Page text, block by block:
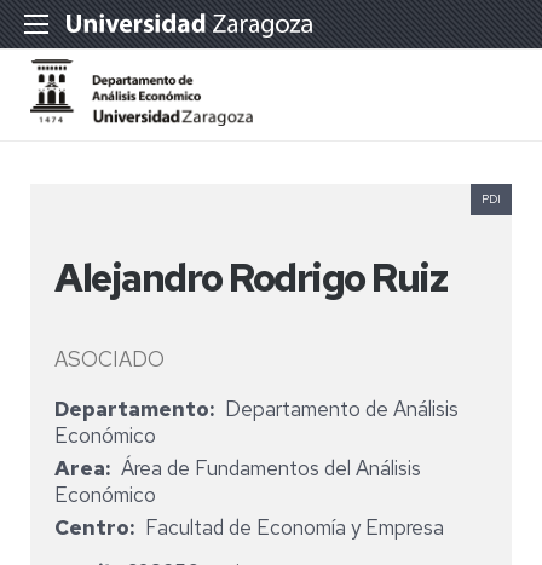
Alejandro Rodrigo Ruiz
ASOCIADO
PDI
Departamento
Departamento de Análisis
Económico
Area
Área de Fundamentos del Análisis
Económico
Centro
Facultad de Economía y Empresa